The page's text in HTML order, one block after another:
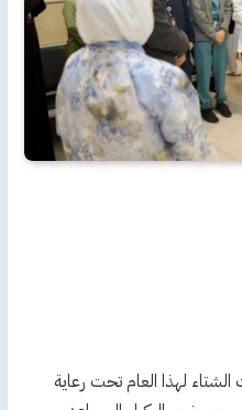
لهذا العام تحت رعاية